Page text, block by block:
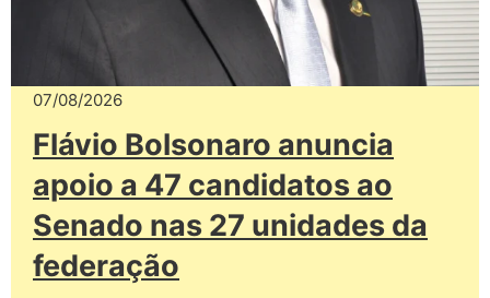
07/08/2026
Flávio Bolsonaro anuncia
apoio a 47 candidatos ao
Senado nas 27 unidades da
federação